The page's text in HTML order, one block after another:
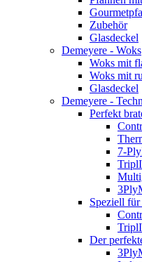
Zubehör
Glasdeckel
Demeyere - Woks
Woks mit
Woks mit
Glasdeckel
Demeyere -
Perfekt
7-
Speziell
Der